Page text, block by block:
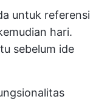
untuk referensi
hari.
sebelum ide